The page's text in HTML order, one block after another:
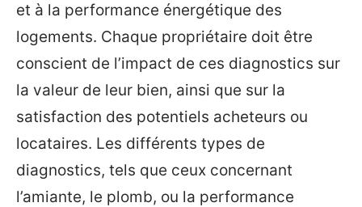
et à la performance énergétique des
logements. Chaque propriétaire doit être
conscient de l’impact de ces diagnostics sur
la valeur de leur bien, ainsi que sur la
satisfaction des potentiels acheteurs ou
locataires. Les différents types de
diagnostics, tels que ceux concernant
l’amiante, le plomb, ou la performance